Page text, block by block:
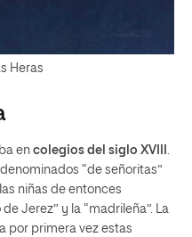
Heras
en colegios del siglo XVIII .
“de señoritas”
niñas de entonces
Jerez” y la “madrileña”. La
por primera vez estas